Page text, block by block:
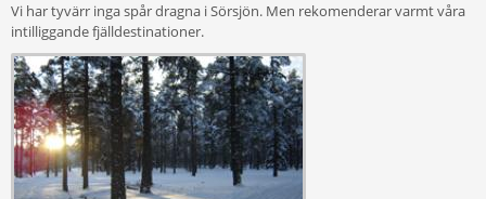
Vi har tyvärr inga spår dragna i Sörsjön. Men rekomenderar varmt våra
intilliggande fjälldestinationer.